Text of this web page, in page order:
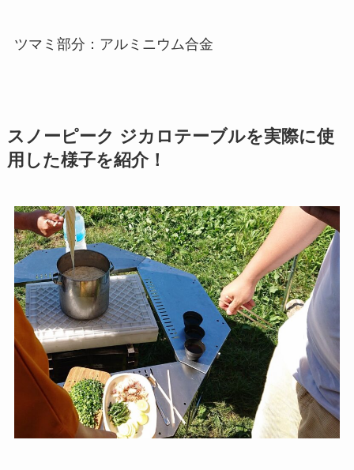
ツマミ部分：アルミニウム合金
スノーピーク ジカロテーブルを実際に使
用した様子を紹介！